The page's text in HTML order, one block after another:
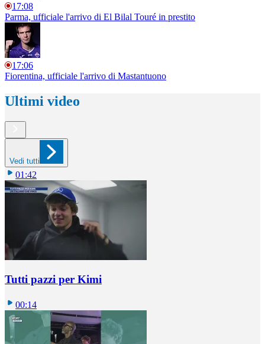
17:08
Parma, ufficiale l'arrivo di El Bilal Touré in prestito
17:06
Fiorentina, ufficiale l'arrivo di Mastantuono
Ultimi video
Vedi tutti
01:42
Tutti pazzi per Kimi
00:14